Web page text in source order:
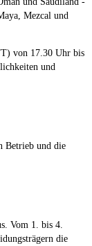
Mezcal und
von 17.30 Uhr bis
und
Betrieb und die
Vom 1. bis 4.
die